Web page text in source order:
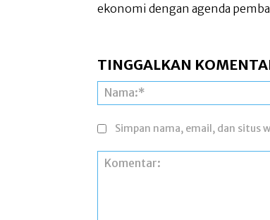
ekonomi dengan agenda
TINGGALKAN
Simpan nama, email, dan situs